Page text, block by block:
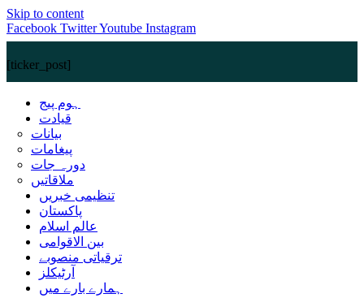
Skip to content
Facebook TwitterYoutube Instagram
[ticker_post]
ہوم پیج
قیادت
بیانات
پیغامات
دورہ جات
ملاقاتیں
تنظیمی خبریں
پاکستان
عالم اسلام
بین الاقوامی
ترقیاتی منصوبے
آرٹیکلز
ہمارے بارے میں